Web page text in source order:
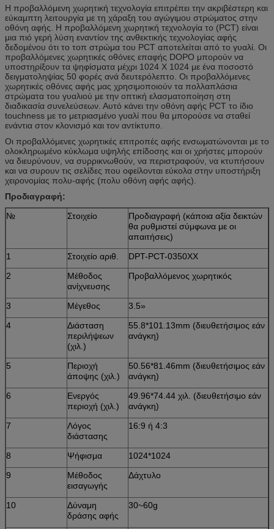
Η προβαλλόμενη χωρητική τεχνολογία επιτρέπει την ακριβέστερη και
εύκαμπτη λειτουργία με τη χάραξη του αγώγιμου στρώματος στην
οθόνη αφής. Η προβαλλόμενη χωρητική τεχνολογία το (PCT) είναι
μια πιό γερή λύση εναντίον της ανθεκτικής τεχνολογίας αφής
δεδομένου ότι το τοπ στρώμα του PCT αποτελείται από το γυαλί. Οι
προβαλλόμενες χωρητικές οθόνες επαφής DOPO μπορούν να
υποστηρίξουν τα ψηφίσματα μέχρι 1024 X 1024 με ένα ποσοστό
δειγματοληψίας 50 φορές ανά δευτερόλεπτο. Οι προβαλλόμενες
χωρητικές οθόνες αφής μας χρησιμοποιούν τα πολλαπλάσια
στρώματα του γυαλιού με την οπτική ελασματοποίηση στη
διαδικασία συνελεύσεων. Αυτό κάνει την οθόνη αφής PCT το ίδιο
touchness με το μετριασμένο γυαλί που θα μπορούσε να σταθεί
ενάντια στον κλονισμό και τον αντίκτυπο.
Οι προβαλλόμενες χωρητικές επιτροπές αφής ενσωματώνονται με το
ολοκληρωμένο κύκλωμα υψηλής επίδοσης και οι χρήστες μπορούν
να διευρύνουν, να συρρικνωθούν, να περιστραφούν, να κτυπήσουν
και να συρουν τις σελίδες που οφείλονται εύκολα στην υποστήριξη
χειρονομίας πολυ-αφής (πολυ οθόνη αφής αφής).
Προδιαγραφή:
№
Στοιχείο
Προδιαγραφή (κάποια αξία δεικτών
θα ρυθμιστεί σύμφωνα με οι
απαιτήσεις)
1
Στοιχείο αριθ.
DPT-PCT-0350XX
2
Μέθοδος
ανίχνευσης
Προβαλλόμενος χωρητικός
3 Μέγεθος
3.5»
4
Διάσταση
περιλήψεων
(χιλ.)
55.8*101.13mm (διευθετήσιμος εάν
ανάγκη)
5
Περιοχή
άποψης (χιλ.)
50.56*81.46mm (διευθετήσιμος εάν
ανάγκη)
6
Ενεργός
περιοχή (χιλ.)
49.96*74.44 χιλ. (διευθετήσιμο εάν
ανάγκη)
7
Λόγος
διάστασης
16:9 ή 4:3
8 Ψήφισμα
1024*1024
9
Μέθοδος
εισαγωγής
Δάχτυλο
10
Δύναμη
δράσης αφής
30~60g